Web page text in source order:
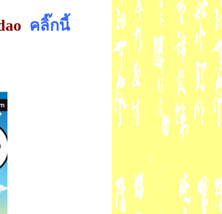
คลิ๊กนี้